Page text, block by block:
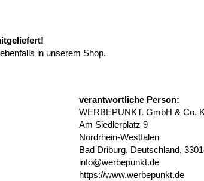
in unserem Shop.
verantwortliche Person:
WERBEPUNKT. GmbH & Co.
Am Siedlerplatz 9
Nordrhein-Westfalen
Bad Driburg, Deutschland,
info@werbepunkt.de
https://www.werbepunkt.de